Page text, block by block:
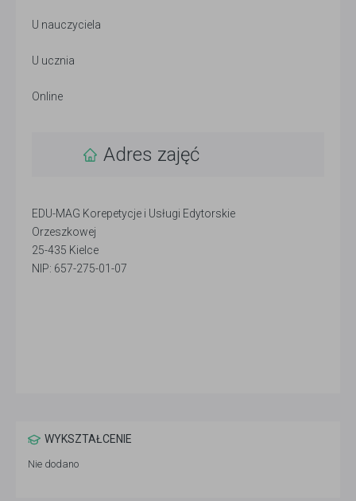
U nauczyciela
U ucznia
Online
Adres zajęć
EDU-MAG Korepetycje i Usługi Edytorskie
Orzeszkowej
25-435 Kielce
NIP: 657-275-01-07
WYKSZTAŁCENIE
Nie dodano